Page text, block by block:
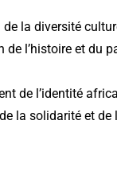
de la diversité
de l’histoire et du
de l’identité
la solidarité et de